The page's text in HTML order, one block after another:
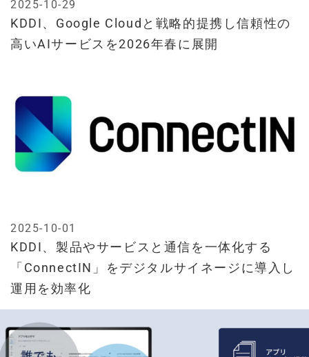
KDDI、Google Cloudと戦略的提携し信頼性の
高いAIサービスを2026年春に展開
2025-10-29
KDDI、製品やサービスと通信を一体化する
「ConnectIN」をデジタルサイネージに導入し
運用を効率化
2025-10-01